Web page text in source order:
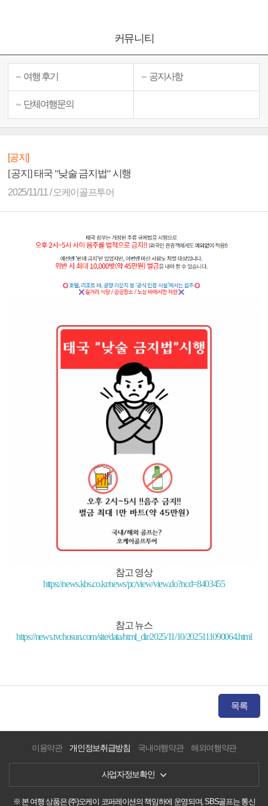
커뮤니티
여행 후기 공지사항
단체여행문의
[공지]
[공지] 태국 ”낮술 금지법” 시행
2025/11/11 / 오케이골프투어
참고 영상
https://news.kbs.co.kr/news/pc/view/view.do?ncd=8403455
참고 뉴스
https://news.tvchosun.com/site/data/html_dir/2025/11/10/2025111090064.html
목록
이용약관 개인정보취급방침 국내여행약관 해외여행약관
사업자정보확인
※ 본 여행 상품은 (주)오케이 코퍼레이션의 책임하에 운영되며, SBS골프는 통신